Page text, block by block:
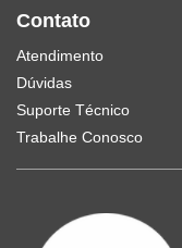
Contato
Atendimento
Dúvidas
Suporte Técnico
Trabalhe Conosco